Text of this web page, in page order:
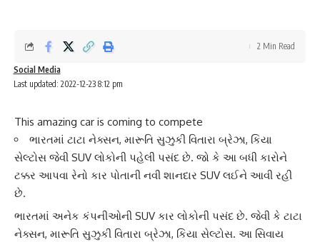
Last updated: 2022-12-23 8:12 pm
Social Media
2 Min Read
This amazing car is coming to compete
ભારતમાં ટાટા નેક્સન, મારૂતિ સુઝુકી વિતારા બ્રેઝા, કિયા
સેલ્ટોસ જેવી SUV લોકોની પહેલી પસંદ છે. જો કે આ બધી કારોને
ટક્કર આપવા રેનો કાર પોતાની નવી શાનદાર SUV લઈને આવી રહી
છે.
ભારતમાં અનેક કંપનીઓની SUV કાર લોકોની પસંદ છે. જેવી કે ટાટા
નેક્સન, મારૂતિ સુઝુકી વિતારા બ્રેઝા, કિયા સેલ્ટોસ. આ સિવાય